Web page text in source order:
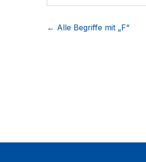
← Alle Begriffe mit „F“